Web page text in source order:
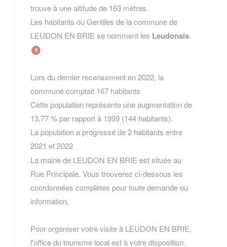
trouve à une altitude de 163 mètres.
Les habitants ou Gentiles de la commune de
LEUDON EN BRIE se nomment les Leudonais.
Lors du dernier recensement en 2022, la
commune comptait 167 habitants
Cette population représente une augmentation de
13,77 % par rapport à 1999 (144 habitants).
La population a progressé de 2 habitants entre
2021 et 2022
La mairie de LEUDON EN BRIE est située au
Rue Principale. Vous trouverez ci-dessous les
coordonnées complètes pour toute demande ou
information.
Pour organiser votre visite à LEUDON EN BRIE,
l'office du tourisme local est à votre disposition.